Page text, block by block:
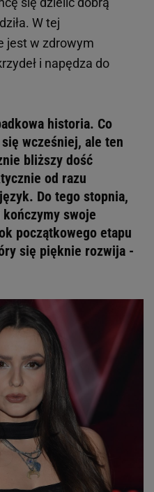
W tej
jest w zdrowym
i napędza do
historia. Co
wcześniej, ale ten
bliższy dość
od razu
Do tego stopnia,
swoje
początkowego etapu
się pięknie rozwija -